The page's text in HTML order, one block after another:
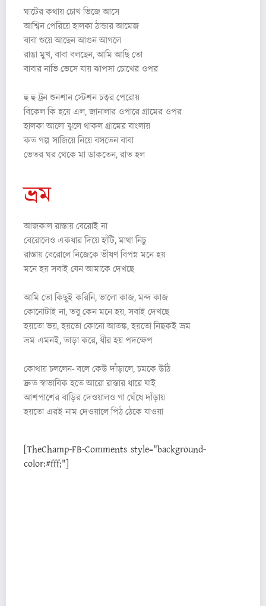
ঘাটের কথায় চোখ ভিজে আসে
আশ্বিন পেরিয়ে হালকা ঠান্ডার আমেজ
বাবা শুয়ে আছেন আগুন আগলে
রাঙা মুখ, বাবা বলছেন, আমি আছি তো
বাবার নাভি ভেসে যায় ঝাপসা চোখের ওপর
হু হু ট্রন শুনশান স্টেশন চত্বর পেরোয়
বিকেল কি হয়ে এল, জানালার ওপারে গ্রামের ওপর
হালকা আলো ঝুলে থাকল গ্রামের বাংলায়
কত গল্প সাজিয়ে নিয়ে বসতেন বাবা
ভেতর ঘর থেকে মা ডাকতেন, রাত হল
ভ্রম
আজকাল রাস্তায় বেরোই না
বেরোলেও একধার দিয়ে হাঁটি, মাথা নিচু
রাস্তায় বেরোলে নিজেকে ভীষণ বিপন্ন মনে হয়
মনে হয় সবাই যেন আমাকে দেখছে
আমি তো কিছুই করিনি, ভালো কাজ, মন্দ কাজ
কোনোটাই না, তবু কেন মনে হয়, সবাই দেখছে
হয়তো ভয়, হয়তো কোনো আতঙ্ক, হয়তো নিছকই ভ্রম
ভ্রম এমনই, তাড়া করে, ধীর হয় পদক্ষেপ
কোথায় চললেন- বলে কেউ দাঁড়ালে, চমকে উঠি
দ্রুত স্বাভাবিক হতে আরো রাস্তার ধারে যাই
আশপাশের বাড়ির দেওয়ালও গা ঘেঁষে দাঁড়ায়
হয়তো এরই নাম দেওয়ালে পিঠ ঠেকে যাওয়া
[TheChamp-FB-Comments style="background-
color:#fff;"]